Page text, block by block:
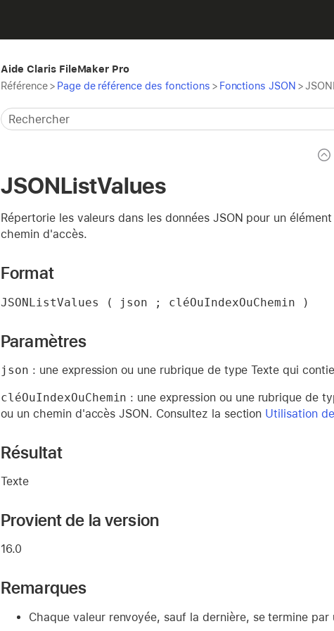
Aide Claris FileMaker Pro
Référence> Page de référence des fonctions > Fonctions JSON >
JSONListValues
Répertorie les valeurs dans les données JSON pour un
chemin d'accès.
Format
JSONListValues ( json ; cléOuIndexOuChemin )
Paramètres
json : une expression ou une rubrique de type Texte qui
cléOuIndexOuChemin : une expression ou une rubrique de
ou un chemin d'accès JSON. Consultez la section Utilisation
Résultat
Texte
Provient de la version
16.0
Remarques
Chaque valeur renvoyée, sauf la dernière, se termine